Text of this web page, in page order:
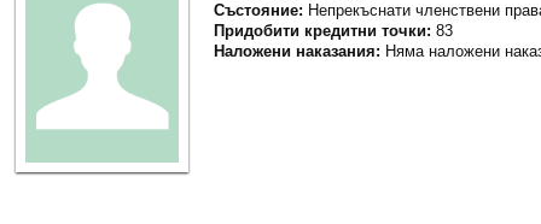
Състояние: Непрекъснати членствени
Придобити кредитни точки: 83
Наложени наказания: Няма наложени